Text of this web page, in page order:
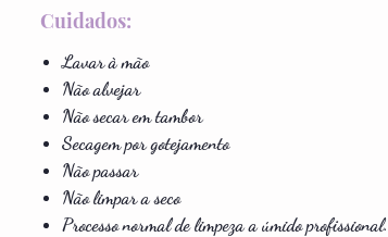
Cuidados:
Lavar à mão
Não alvejar
Não secar em tambor
Secagem por gotejamento
Não passar
Não limpar a seco
Processo normal de limpeza a úmido profissional.